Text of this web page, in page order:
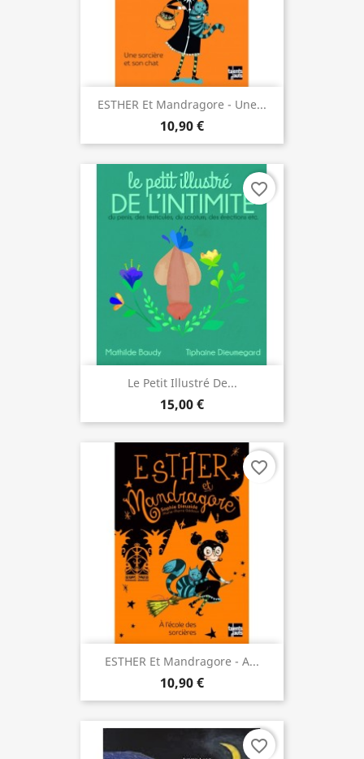
ESTHER Et Mandragore - Une...
10,90 €
Le Petit Illustré De...
15,00 €
favorite_border
ESTHER Et Mandragore - A...
10,90 €
favorite_border
favorite_border